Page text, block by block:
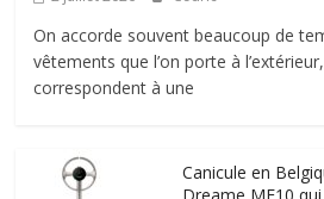
On accorde souvent beaucoup de
vêtements que l’on porte à
correspondent à une
Canicule en